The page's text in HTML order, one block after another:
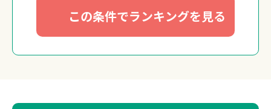
この条件でランキングを見る